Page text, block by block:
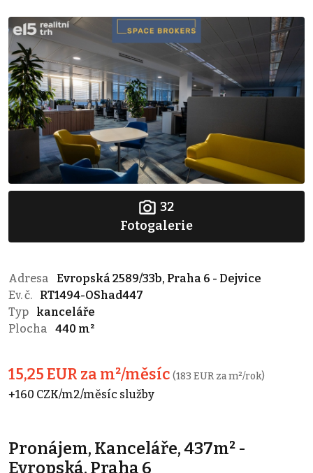
32
Fotogalerie
Adresa
Evropská 2589/33b, Praha 6 - Dejvice
Ev. č.
RT1494-OShad447
Typ
kanceláře
Plocha
440 m²
15,25 EUR za m²/měsíc (183 EUR za m²/rok)
+160 CZK/m2/měsíc služby
Pronájem, Kanceláře, 437m² -
Evropská, Praha 6